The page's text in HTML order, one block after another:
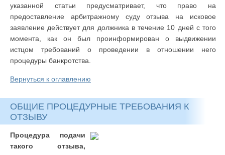
указанной статьи предусматривает, что право на
предоставление арбитражному суду отзыва на исковое
заявление действует для должника в течение 10 дней с того
момента, как он был проинформирован о выдвижении
истцом требований о проведении в отношении него
процедуры банкротства.
Вернуться к оглавлению
ОБЩИЕ ПРОЦЕДУРНЫЕ ТРЕБОВАНИЯ К
ОТЗЫВУ
Процедура подачи
такого отзыва,